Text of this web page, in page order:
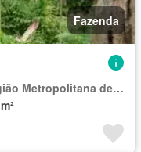
Fazenda
Região Imediata de São Paulo, Região Metropolitana de São Paulo